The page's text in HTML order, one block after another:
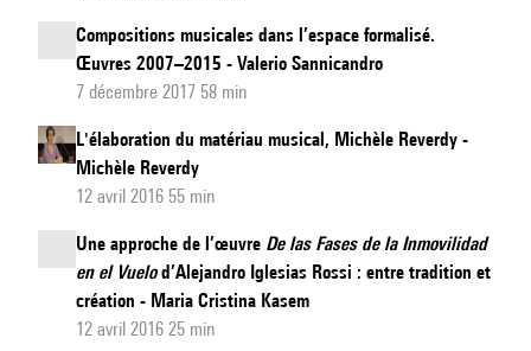
Compositions musicales dans l’espace formalisé.
Œuvres 2007–2015 - Valerio Sannicandro
7 décembre 2017 58 min
L'élaboration du matériau musical, Michèle Reverdy -
Michèle Reverdy
12 avril 2016 55 min
Une approche de l’œuvre De las Fases de la Inmovilidad
en el Vuelod’Alejandro Iglesias Rossi : entre tradition et
création - Maria Cristina Kasem
12 avril 2016 25 min